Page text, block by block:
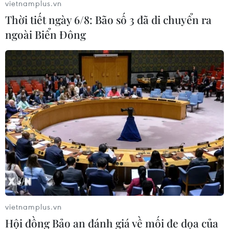
Phó Thủ tướng Trịnh Đình Dũng dự Diễn
đàn Doanh nhân Việt tại Nga
19/09/2016 01:47
Tại diễn đàn, Phó Thủ tướng Trịnh Đình Dũng và đoàn
đại biểu chính phủ cấp cao đã lần lượt giải đáp từng
câu hỏi thắc mắc của đại diện các doanh nghiệp Việt
Nam tại Liên bang Nga tham dự.
vietnamplus.vn
Thời tiết ngày 6/8: Bão số 3 đã di chuyển ra
ngoài Biển Đông
vietnamplus.vn
Hội đồng Bảo an đánh giá về mối đe dọa của